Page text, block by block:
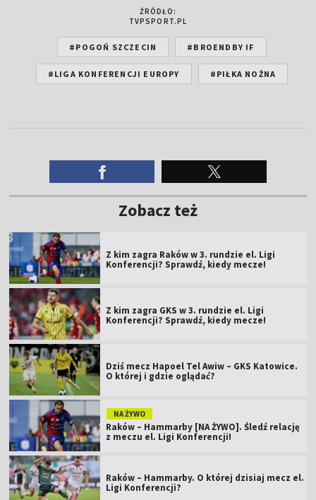
ŹRÓDŁO:
TVPSPORT.PL
#POGOŃ SZCZECIN #BROENDBY IF
#LIGA KONFERENCJI EUROPY #PIŁKA NOŻNA
Zobacz też
Z kim zagra Raków w 3. rundzie el. Ligi
Konferencji? Sprawdź, kiedy mecze!
Z kim zagra GKS w 3. rundzie el. Ligi
Konferencji? Sprawdź, kiedy mecze!
Dziś mecz Hapoel Tel Awiw – GKS Katowice.
O której i gdzie oglądać?
NA ŻYWO
Raków – Hammarby [NA ŻYWO]. Śledź relację
z meczu el. Ligi Konferencji!
Raków – Hammarby. O której dzisiaj mecz el.
Ligi Konferencji?